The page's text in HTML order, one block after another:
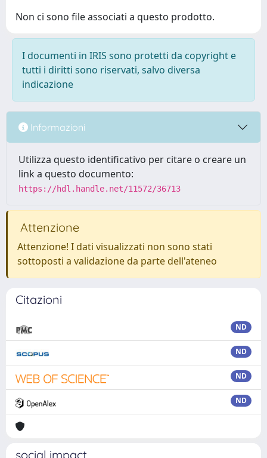
Non ci sono file associati a questo prodotto.
I documenti in IRIS sono protetti da copyright e
tutti i diritti sono riservati, salvo diversa
indicazione
Informazioni
Utilizza questo identificativo per citare o creare un
link a questo documento:
https://hdl.handle.net/11572/36713
Attenzione
Attenzione! I dati visualizzati non sono stati
sottoposti a validazione da parte dell'ateneo
Citazioni
ND
ND
ND
ND
social impact